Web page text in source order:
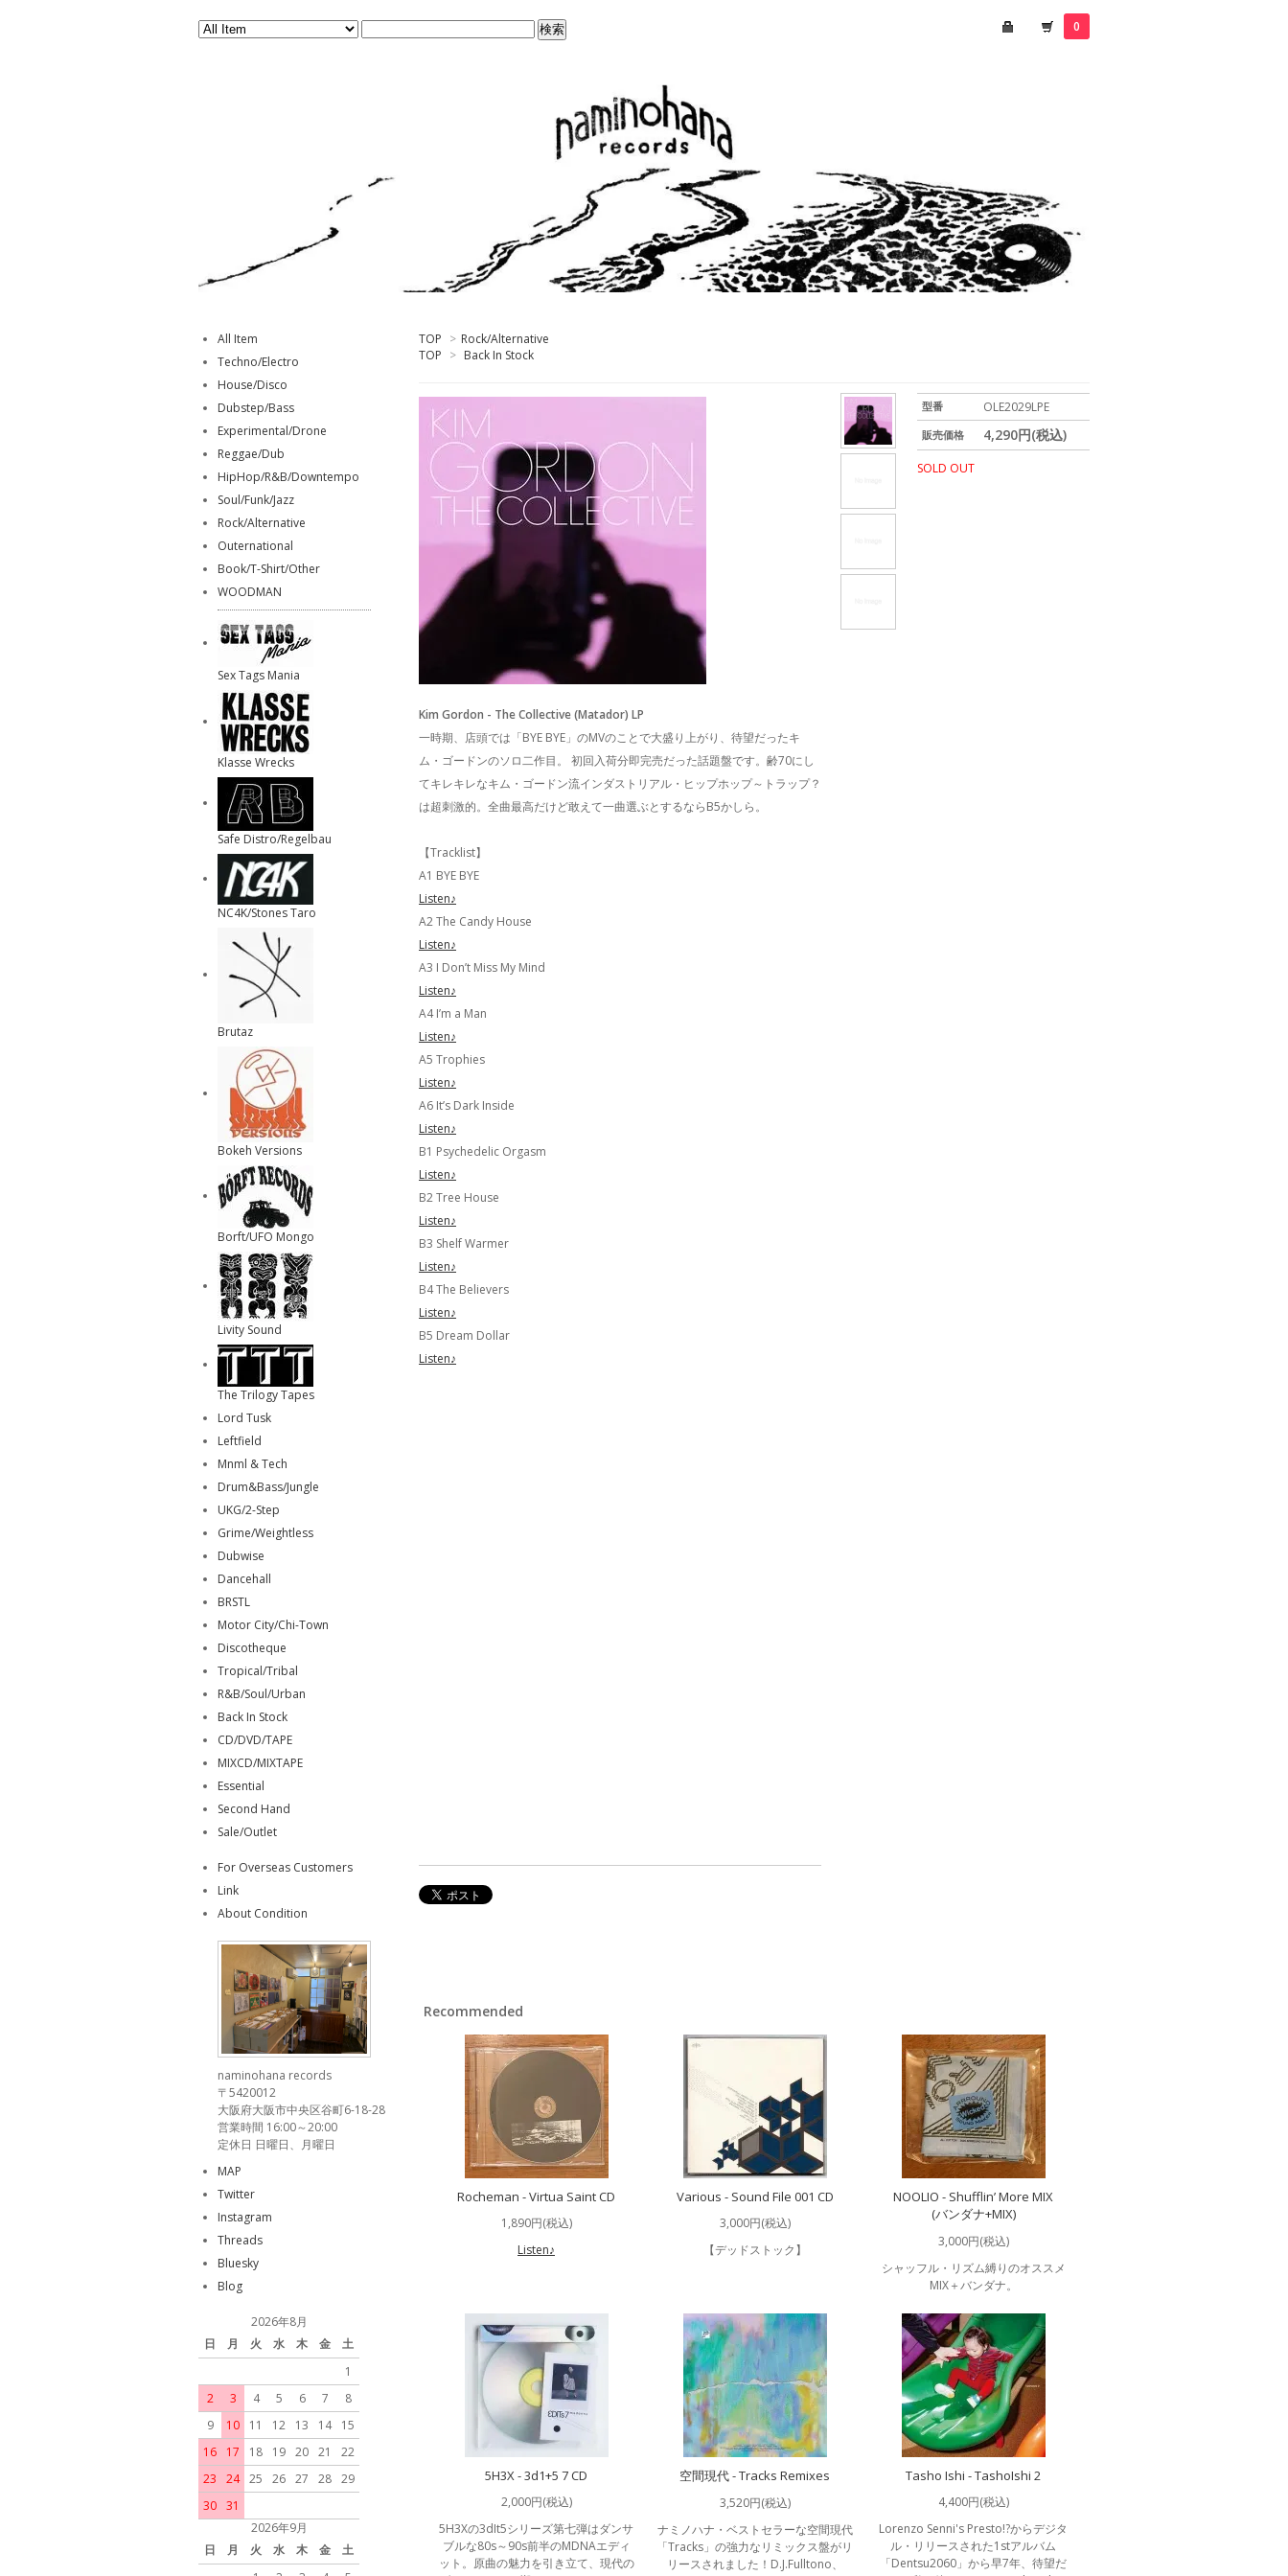
0
TOP > Rock/Alternative
TOP > Back In Stock
型番 OLE2029LPE
販売価格 4,290円(税込)
SOLD OUT
Kim Gordon - The Collective (Matador) LP
一時期、店頭では「BYE BYE」のMVのことで大盛り上がり、待望だったキ
ム・ゴードンのソロ二作目。 初回入荷分即完売だった話題盤です。齢70にし
てキレキレなキム・ゴードン流インダストリアル・ヒップホップ～トラップ？
は超刺激的。全曲最高だけど敢えて一曲選ぶとするならB5かしら。
【Tracklist】
A1 BYE BYE
Listen♪
A2 The Candy House
Listen♪
A3 I Don’t Miss My Mind
Listen♪
A4 I’m a Man
Listen♪
A5 Trophies
Listen♪
A6 It’s Dark Inside
Listen♪
B1 Psychedelic Orgasm
Listen♪
B2 Tree House
Listen♪
B3 Shelf Warmer
Listen♪
B4 The Believers
Listen♪
B5 Dream Dollar
Listen♪
Recommended
Rocheman - Virtua Saint CD
1,890円(税込)
Listen♪
Various - Sound File 001 CD
3,000円(税込)
【デッドストック】
NOOLIO - Shufflin’ More MIX
(バンダナ+MIX)
3,000円(税込)
シャッフル・リズム縛りのオススメ
MIX＋バンダナ。
5H3X - 3d1+5 7 CD
2,000円(税込)
5H3Xの3dIt5シリーズ第七弾はダンサ
ブルな80s～90s前半のMDNAエディ
ット。原曲の魅力を引き立て、現代の
空間現代 - Tracks Remixes
3,520円(税込)
ナミノハナ・ベストセラーな空間現代
「Tracks」の強力なリミックス盤がリ
リースされました！D.J.Fulltono、
Tasho Ishi - TashoIshi 2
4,400円(税込)
Lorenzo Senni's Presto!?からデジタ
ル・リリースされた1stアルバム
「Dentsu2060」から早7年、待望だ
All Item
Techno/Electro
House/Disco
Dubstep/Bass
Experimental/Drone
Reggae/Dub
HipHop/R&B/Downtempo
Soul/Funk/Jazz
Rock/Alternative
Outernational
Book/T-Shirt/Other
WOODMAN
Sex Tags Mania
Klasse Wrecks
Safe Distro/Regelbau
NC4K/Stones Taro
Brutaz
Bokeh Versions
Borft/UFO Mongo
Livity Sound
The Trilogy Tapes
Lord Tusk
Leftfield
Mnml & Tech
Drum&Bass/Jungle
UKG/2-Step
Grime/Weightless
Dubwise
Dancehall
BRSTL
Motor City/Chi-Town
Discotheque
Tropical/Tribal
R&B/Soul/Urban
Back In Stock
CD/DVD/TAPE
MIXCD/MIXTAPE
Essential
Second Hand
Sale/Outlet
For Overseas Customers
Link
About Condition
naminohana records
〒5420012
大阪府大阪市中央区谷町6-18-28
営業時間 16:00～20:00
定休日 日曜日、月曜日
MAP
Twitter
Instagram
Threads
Bluesky
Blog
2026年8月
日
月 火 水 木 金
土
1
2
3 4 5 6 7
8
9
10 11 12 13 14
15
16
17 18 19 20 21
22
23
24 25 26 27 28 29
30 31
2026年9月
日
月 火 水 木 金
土